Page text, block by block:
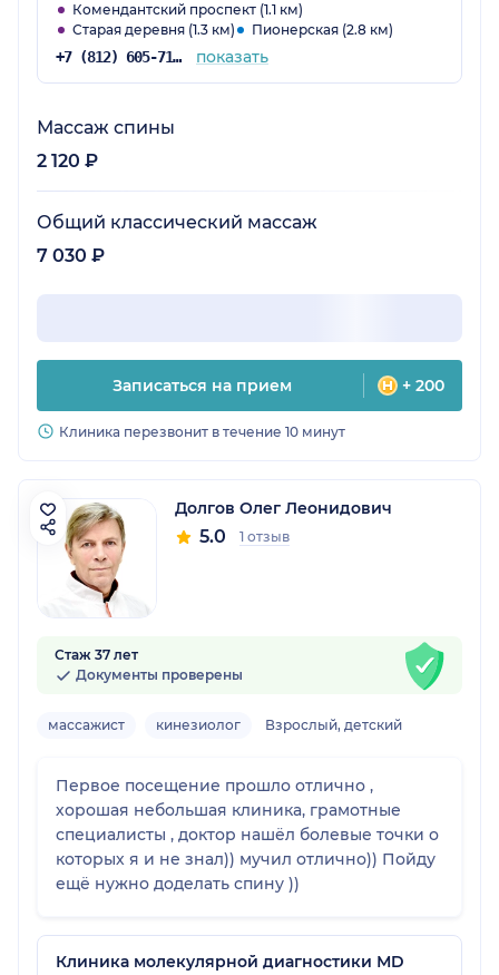
Комендантский проспект (1.1 км)
Старая деревня (1.3 км)
Пионерская (2.8 км)
+7 (812) 605-71-19 показать
Массаж спины
2 120 ₽
Общий классический массаж
7 030 ₽
Записаться на прием + 200
Клиника перезвонит в течение 10 минут
Долгов Олег Леонидович
5.0 1 отзыв
Стаж 37 лет
Документы проверены
массажист кинезиолог Взрослый, детский
Первое посещение прошло отлично ,
хорошая небольшая клиника, грамотные
специалисты , доктор нашёл болевые точки о
которых я и не знал)) мучил отлично)) Пойду
ещё нужно доделать спину ))
Клиника молекулярной диагностики МD